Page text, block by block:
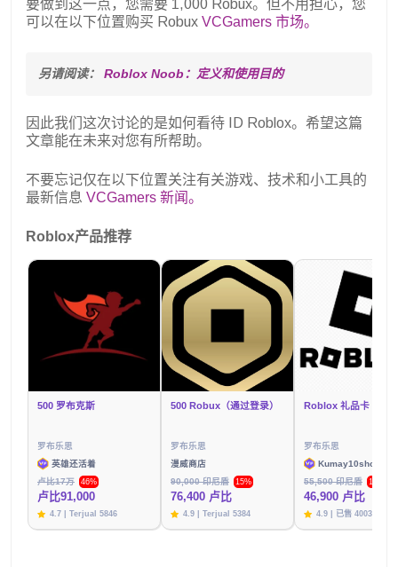
要做到这一点，您需要 1,000 Robux。但不用担心，您
可以在以下位置购买 Robux VCGamers 市场。
另请阅读： Roblox Noob：定义和使用目的
因此我们这次讨论的是如何看待 ID Roblox。希望这篇
文章能在未来对您有所帮助。
不要忘记仅在以下位置关注有关游戏、技术和小工具的
最新信息 VCGamers 新闻。
Roblox产品推荐
500 罗布克斯
罗布乐思
英雄还活着
卢比17万
46%
卢比91,000
4.7 | Terjual 5846
500 Robux（通过登录）
罗布乐思
漫威商店
90,000 印尼盾
15%
76,400 卢比
4.9 | Terjual 5384
Roblox 礼品卡 IDR
罗布乐思
Kumay10shop
55,500 印尼盾
15%
46,900 卢比
4.9 | 已售 4003 件